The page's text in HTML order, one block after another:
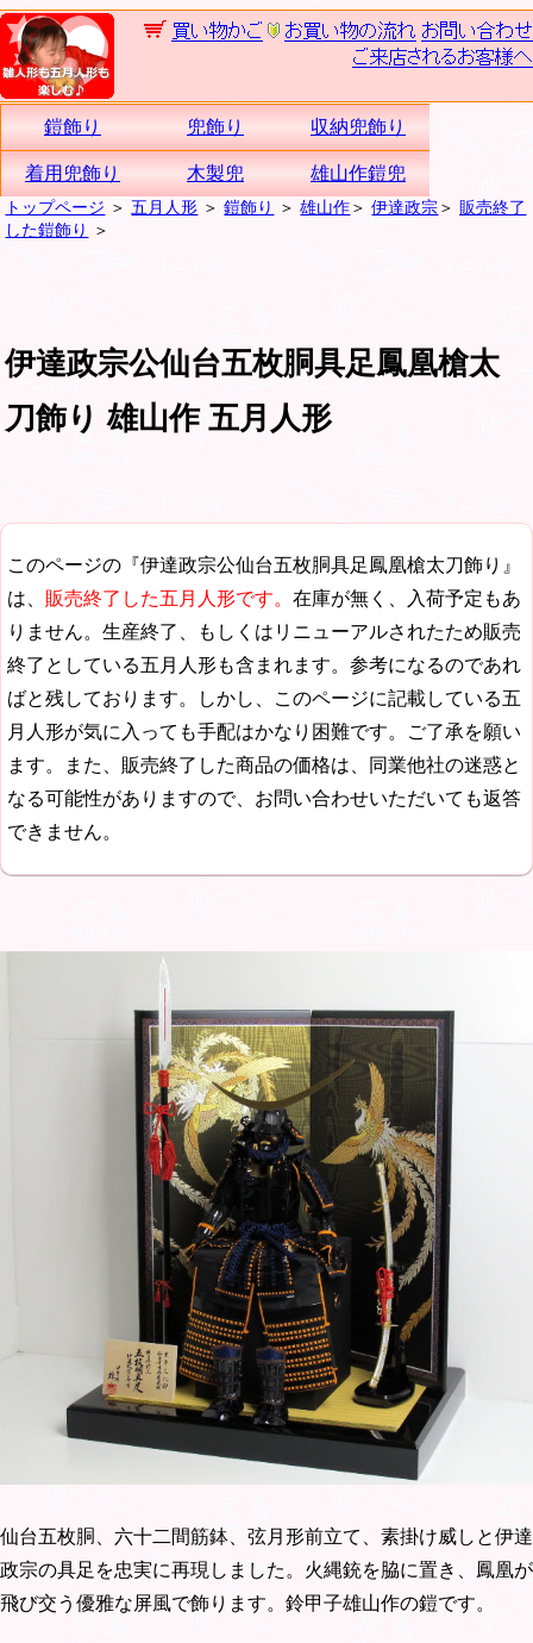
鎧飾り 兜飾り 収納兜飾り
着用兜飾り 木製兜 雄山作鎧兜
トップページ ＞五月人形 ＞鎧飾り ＞雄山作＞伊達政宗＞ 販売終了
した鎧飾り
＞
伊達政宗公仙台五枚胴具足鳳凰槍太
刀飾り 雄山作 五月人形
このページの『伊達政宗公仙台五枚胴具足鳳凰槍太刀飾り』
は、 販売終了した五月人形です。 在庫が無く、入荷予定もあ
りません。生産終了、もしくはリニューアルされたため販売
終了としている五月人形も含まれます。参考になるのであれ
ばと残しております。しかし、このページに記載している五
月人形が気に入っても手配はかなり困難です。ご了承を願い
ます。また、販売終了した商品の価格は、同業他社の迷惑と
なる可能性がありますので、お問い合わせいただいても返答
できません。
仙台五枚胴、六十二間筋鉢、弦月形前立て、素掛け威しと伊達
政宗の具足を忠実に再現しました。火縄銃を脇に置き、鳳凰が
飛び交う優雅な屏風で飾ります。鈴甲子雄山作の鎧です。